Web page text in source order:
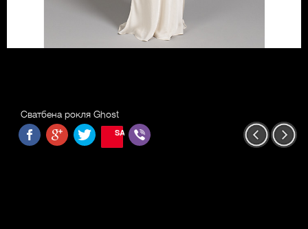
Сватбена рокля Ghost
SAVE